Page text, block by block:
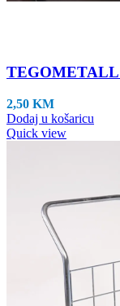
TEGOMETALL
2,50 KM
Dodaj u košaricu
Quick view